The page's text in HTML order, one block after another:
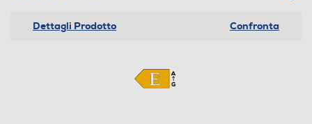
Dettagli Prodotto Confronta